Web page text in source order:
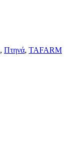
, Πτηνά, TAFARM